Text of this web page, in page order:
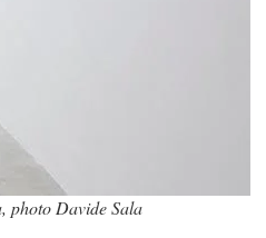
photo Davide Sala